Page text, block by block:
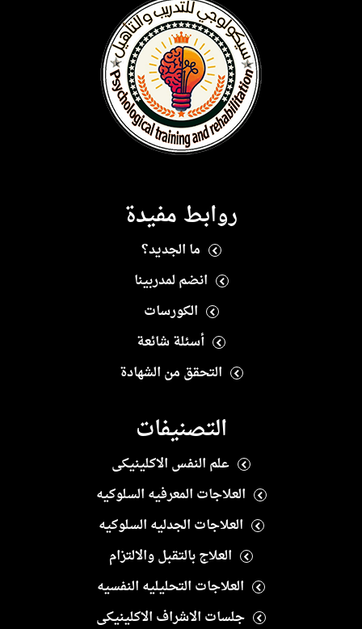
روابط مفيدة
ما الجديد؟
انضم لمدربينا
الكورسات
أسئلة شائعة
التحقق من الشهادة
التصنيفات
علم النفس الاكلينيكى
العلاجات المعرفيه السلوكيه
العلاجات الجدليه السلوكيه
العلاج بالتقبل والالتزام
العلاجات التحليليه النفسيه
جلسات الاشراف الاكلينيكى